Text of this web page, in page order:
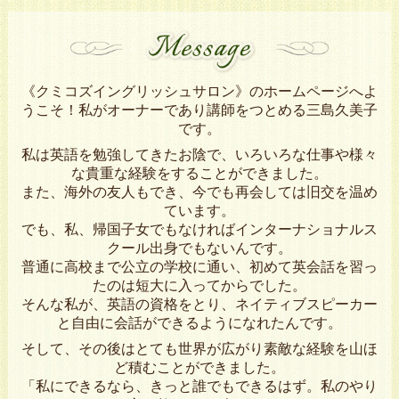
《クミコズイングリッシュサロン》のホームページへよ
うこそ！私がオーナーであり講師をつとめる三島久美子
です。
私は英語を勉強してきたお陰で、いろいろな仕事や様々
な貴重な経験をすることができました。
また、海外の友人もでき、今でも再会しては旧交を温め
ています。
でも、私、帰国子女でもなければインターナショナルス
クール出身でもないんです。
普通に高校まで公立の学校に通い、初めて英会話を習っ
たのは短大に入ってからでした。
そんな私が、英語の資格をとり、ネイティブスピーカー
と自由に会話ができるようになれたんです。
そして、その後はとても世界が広がり素敵な経験を山ほ
ど積むことができました。
「私にできるなら、きっと誰でもできるはず。私のやり